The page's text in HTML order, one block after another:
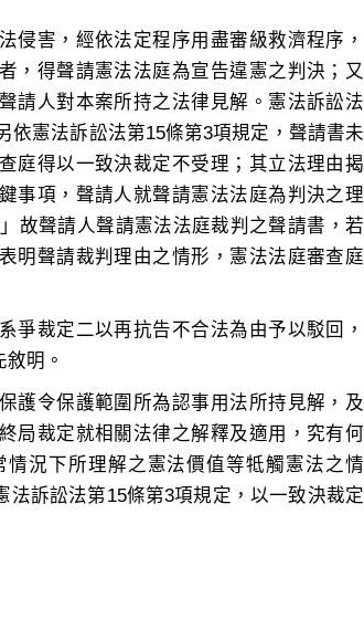
侵害，經依法定程序用盡審級救濟程序，
，得聲請憲法法庭為宣告違憲之判決；又
請人對本案所持之法律見解。憲法訴訟法
依憲法訴訟法第15條第3項規定，聲請書未
庭得以一致決裁定不受理；其立法理由揭
事項，聲請人就聲請憲法法庭為判決之理
」故聲請人聲請憲法法庭裁判之聲請書，若
明聲請裁判理由之情形，憲法法庭審查庭
爭裁定二以再抗告不合法為由予以駁回，
護令保護範圍所為認事用法所持見解，及
局裁定就相關法律之解釋及適用，究有何
況下所理解之憲法價值等牴觸憲法之情
訴訟法第15條第3項規定，以一致決裁定